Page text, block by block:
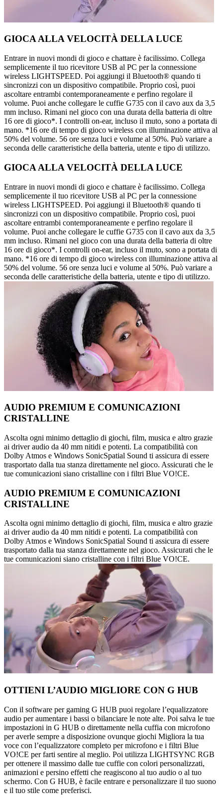
GIOCA ALLA VELOCITÀ DELLA LUCE
Entrare in nuovi mondi di gioco e chattare è facilissimo. Collega
semplicemente il tuo ricevitore USB al PC per la connessione
wireless LIGHTSPEED. Poi aggiungi il Bluetooth® quando ti
sincronizzi con un dispositivo compatibile. Proprio così, puoi
ascoltare entrambi contemporaneamente e perfino regolare il
volume. Puoi anche collegare le cuffie G735 con il cavo aux da 3,5
mm incluso. Rimani nel gioco con una durata della batteria di oltre
16 ore di gioco*. I controlli on-ear, incluso il muto, sono a portata di
mano. *16 ore di tempo di gioco wireless con illuminazione attiva al
50% del volume. 56 ore senza luci e volume al 50%. Può variare a
seconda delle caratteristiche della batteria, utente e tipo di utilizzo.
GIOCA ALLA VELOCITÀ DELLA LUCE
Entrare in nuovi mondi di gioco e chattare è facilissimo. Collega
semplicemente il tuo ricevitore USB al PC per la connessione
wireless LIGHTSPEED. Poi aggiungi il Bluetooth® quando ti
sincronizzi con un dispositivo compatibile. Proprio così, puoi
ascoltare entrambi contemporaneamente e perfino regolare il
volume. Puoi anche collegare le cuffie G735 con il cavo aux da 3,5
mm incluso. Rimani nel gioco con una durata della batteria di oltre
16 ore di gioco*. I controlli on-ear, incluso il muto, sono a portata di
mano. *16 ore di tempo di gioco wireless con illuminazione attiva al
50% del volume. 56 ore senza luci e volume al 50%. Può variare a
seconda delle caratteristiche della batteria, utente e tipo di utilizzo.
AUDIO PREMIUM E COMUNICAZIONI
CRISTALLINE
Ascolta ogni minimo dettaglio di giochi, film, musica e altro grazie
ai driver audio da 40 mm nitidi e potenti. La compatibilità con
Dolby Atmos e Windows SonicSpatial Sound ti assicura di essere
trasportato dalla tua stanza direttamente nel gioco. Assicurati che le
tue comunicazioni siano cristalline con i filtri Blue VO!CE.
AUDIO PREMIUM E COMUNICAZIONI
CRISTALLINE
Ascolta ogni minimo dettaglio di giochi, film, musica e altro grazie
ai driver audio da 40 mm nitidi e potenti. La compatibilità con
Dolby Atmos e Windows SonicSpatial Sound ti assicura di essere
trasportato dalla tua stanza direttamente nel gioco. Assicurati che le
tue comunicazioni siano cristalline con i filtri Blue VO!CE.
OTTIENI L’AUDIO MIGLIORE CON G HUB
Con il software per gaming G HUB puoi regolare l’equalizzatore
audio per aumentare i bassi o bilanciare le note alte. Poi salva le tue
impostazioni in G HUB o direttamente nella cuffia con microfono
per averle sempre a disposizione ovunque giochi Migliora la tua
voce con l’equalizzatore completo per microfono e i filtri Blue
VO!CE per farti sentire al meglio. Poi utilizza LIGHTSYNC RGB
per ottenere il massimo dalle tue cuffie con colori personalizzati,
animazioni e persino effetti che reagiscono al tuo audio o al tuo
schermo. Con G HUB, è facile entrare e personalizzare il tuo suono
e il tuo stile come preferisci.